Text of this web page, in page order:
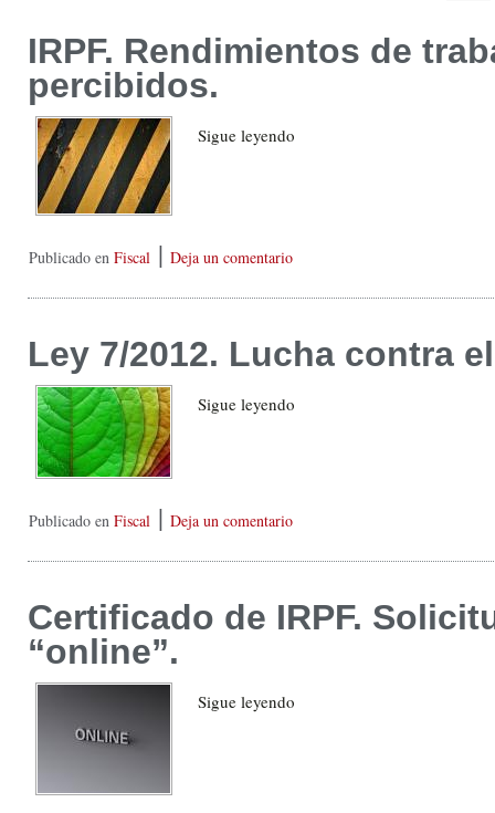
IRPF. Rendimientos de
percibidos.
Sigue leyendo
Publicado en Fiscal | Deja un comentario
Ley 7/2012. Lucha contra
Sigue leyendo
Publicado en Fiscal | Deja un comentario
Certificado de IRPF.
“online”.
Sigue leyendo